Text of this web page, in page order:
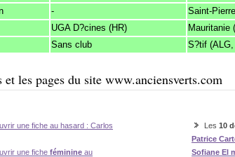
-
Saint-
UGA D?cines (HR)
Mauritanie
Sans club S?tif (ALG,
et les pages du site www.anciensverts.com
une fiche au hasard : Carlos
une fiche féminine au
Les 10
Patrice
Sofiane El